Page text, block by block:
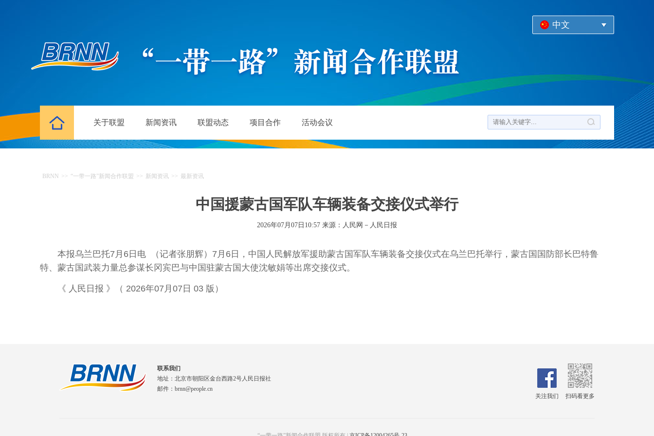
中文
关于联盟 新闻资讯 联盟动态 项目合作 活动会议
BRNN >> “一带一路”新闻合作联盟 >> 新闻资讯 >> 最新资讯
中国援蒙古国军队车辆装备交接仪式举行
2026年07月07日10:57 来源： 人民网－人民日报
本报乌兰巴托7月6日电 （记者张朋辉）7月6日，中国人民解放军援助蒙古国军队车辆装备交接仪式在乌兰巴托举行，蒙古国国防部长巴特鲁
特、蒙古国武装力量总参谋长冈宾巴与中国驻蒙古国大使沈敏娟等出席交接仪式。
《 人民日报 》（ 2026年07月07日 03 版）
联系我们
地址：北京市朝阳区金台西路2号人民日报社
邮件：brnn@people.cn
关注我们
扫码看更多